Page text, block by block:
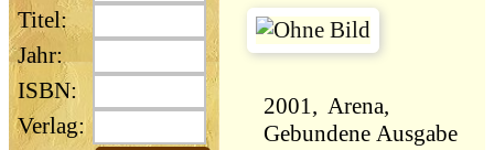
Titel:
Jahr:
ISBN:
Verlag:
2001, Arena,
Gebundene Ausgabe